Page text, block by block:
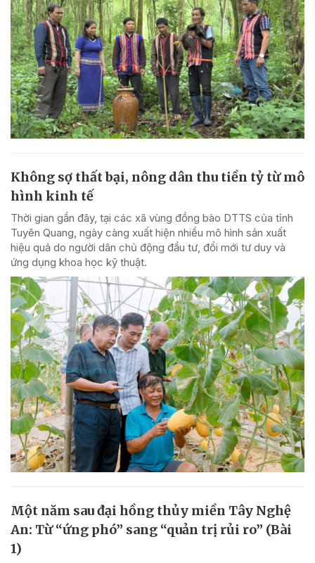
Không sợ thất bại, nông dân thu tiền tỷ từ mô
hình kinh tế
Thời gian gần đây, tại các xã vùng đồng bào DTTS của tỉnh
Tuyên Quang, ngày càng xuất hiện nhiều mô hình sản xuất
hiệu quả do người dân chủ động đầu tư, đổi mới tư duy và
ứng dụng khoa học kỹ thuật.
Một năm sau đại hồng thủy miền Tây Nghệ
An: Từ “ứng phó” sang “quản trị rủi ro” (Bài
1)